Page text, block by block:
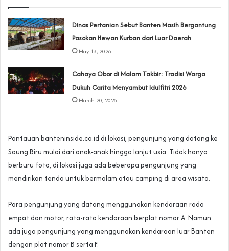
Dinas Pertanian Sebut Banten Masih Bergantung
Pasokan Hewan Kurban dari Luar Daerah
May 13, 2026
Cahaya Obor di Malam Takbir: Tradisi Warga
Dukuh Carita Menyambut Idulfitri 2026
March 20, 2026
Pantauan banteninside.co.id di lokasi, pengunjung yang datang ke
Saung Biru mulai dari anak-anak hingga lanjut usia. Tidak hanya
berburu foto, di lokasi juga ada beberapa pengunjung yang
mendirikan tenda untuk bermalam atau camping di area wisata.
Para pengunjung yang datang menggunakan kendaraan roda
empat dan motor, rata-rata kendaraan berplat nomor A. Namun
ada juga pengunjung yang menggunakan kendaraan luar Banten
dengan plat nomor B serta F.